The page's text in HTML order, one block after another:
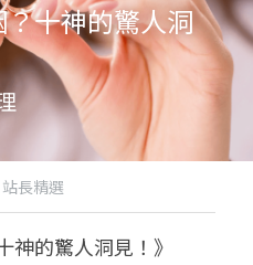
十神的驚人洞
站長精選
神的驚人洞見！》
典藏版